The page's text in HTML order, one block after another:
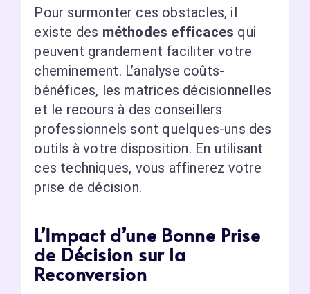
Pour surmonter ces obstacles, il
existe des méthodes efficaces qui
peuvent grandement faciliter votre
cheminement. L’analyse coûts-
bénéfices, les matrices décisionnelles
et le recours à des conseillers
professionnels sont quelques-uns des
outils à votre disposition. En utilisant
ces techniques, vous affinerez votre
prise de décision.
L’Impact d’une Bonne Prise
de Décision sur la
Reconversion